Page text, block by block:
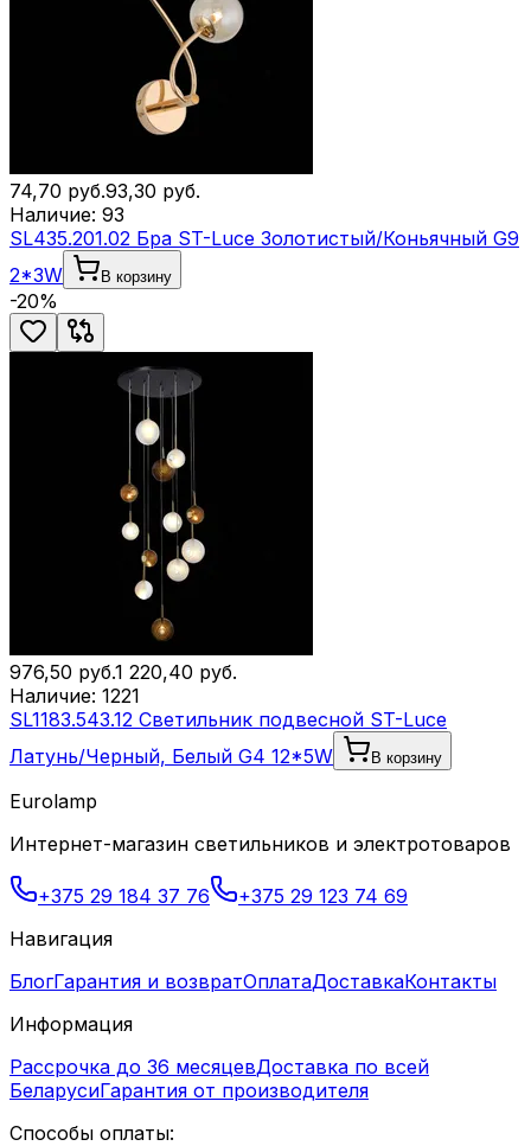
74,70 руб.93,30 руб.
Наличие: 93
SL435.201.02 Бра ST-Luce Золотистый/Коньячный G9
2*3W
В корзину
-20%
976,50 руб.1 220,40 руб.
Наличие: 1221
SL1183.543.12 Светильник подвесной ST-Luce
Латунь/Черный, Белый G4 12*5W
В корзину
Eurolamp
Интернет-магазин светильников и электротоваров
+375 29 184 37 76
+375 29 123 74 69
Навигация
БлогГарантия и возвратОплатаДоставкаКонтакты
Информация
Рассрочка до 36 месяцевДоставка по всей
БеларусиГарантия от производителя
Способы оплаты: